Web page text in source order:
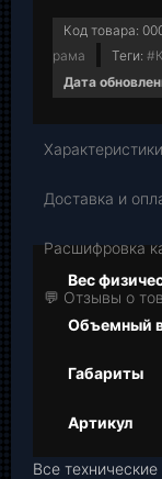
Код товара:
рама
Теги:
Дата
Характеристики
Доставка и
Расшифровка
💬 Отзывы о
Вес
Объемный
Габариты
Артикул
Все